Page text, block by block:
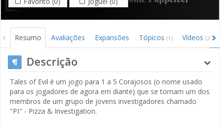
Resumo Avaliações Expansões Tópicos (1) Vídeos (2)
Descrição
Tales of Evil é um jogo para 1 a 5 Corajosos (o nome usado
para os jogadores de agora em diante) que se tornam um dos
membros de um grupo de jovens investigadores chamado
"PI" - Pizza & Investigation.